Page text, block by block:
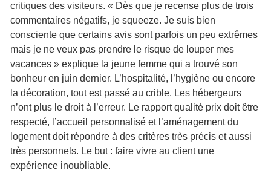
critiques des visiteurs. « Dès que je recense plus de trois
commentaires négatifs, je squeeze. Je suis bien
consciente que certains avis sont parfois un peu extrêmes
mais je ne veux pas prendre le risque de louper mes
vacances » explique la jeune femme qui a trouvé son
bonheur en juin dernier. L’hospitalité, l’hygiène ou encore
la décoration, tout est passé au crible. Les hébergeurs
n’ont plus le droit à l’erreur. Le rapport qualité prix doit être
respecté, l’accueil personnalisé et l’aménagement du
logement doit répondre à des critères très précis et aussi
très personnels. Le but : faire vivre au client une
expérience inoubliable.